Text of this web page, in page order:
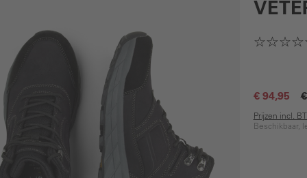
€ 94,95
Prijzen incl.
Beschikbaar,